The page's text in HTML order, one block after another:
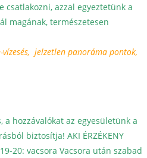
azzal egyeztetünk a
magának, természetesen
jelzetlen panoráma pontok,
a hozzávalókat az egyesületünk a
biztosítja! AKI ÉRZÉKENY
19-20: vacsora Vacsora után szabad